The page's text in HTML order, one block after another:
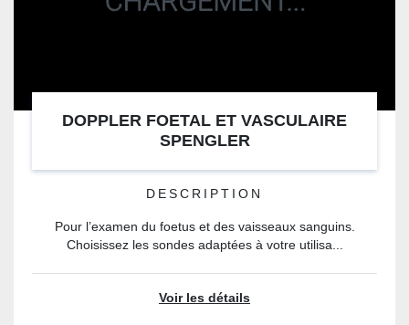
DOPPLER FOETAL ET VASCULAIRE
SPENGLER
DESCRIPTION
Pour l’examen du foetus et des vaisseaux sanguins.
Choisissez les sondes adaptées à votre utilisa...
Voir les détails